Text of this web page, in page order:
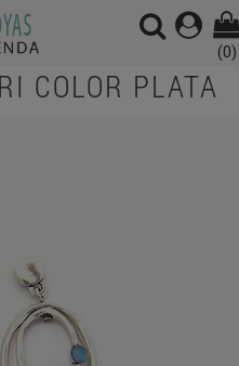
(0)
COLOR PLATA